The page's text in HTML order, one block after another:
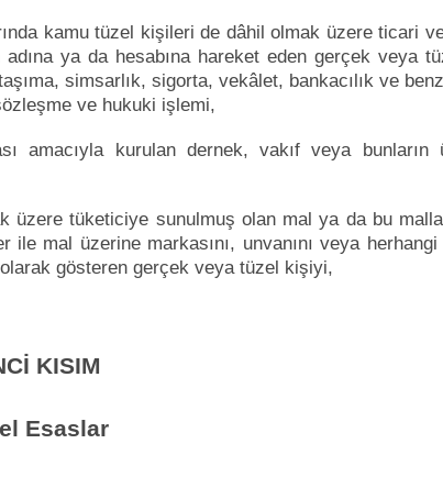
kamu tüzel kişileri de dâhil olmak üzere ticari
ya da hesabına hareket eden gerçek veya
simsarlık, sigorta, vekâlet, bankacılık ve
ve hukuki işlemi,
amacıyla kurulan dernek, vakıf veya bunların
tüketiciye sunulmuş olan mal ya da bu
ile mal üzerine markasını, unvanını veya
gösteren gerçek veya tüzel kişiyi,
KISIM
Esaslar